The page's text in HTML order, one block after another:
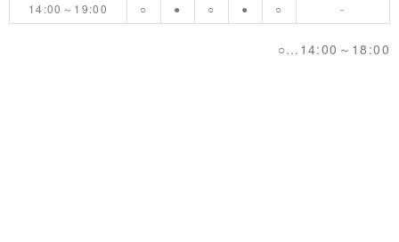
14:00～19:00
○ ● ○ ● ○ -
○…14:00～18:00